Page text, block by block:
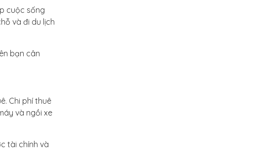
cuộc sống
và đi du lịch
bạn cân
Chi phí thuê
và ngồi xe
tài chính và